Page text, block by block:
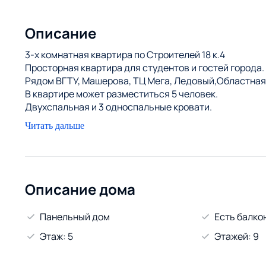
Описание
3-х комнатная квартира по Строителей 18 к.4
Просторная квартира для студентов и гостей города.
Рядом ВГТУ, Машерова, ТЦ Мега,
В квартире может разместиться 5 человек.
Двухспальная и 3 односпальные кровати.
Комната 1 - Двухспальная кровать.Есть балкон.
Комната 2 - Односпальная кровать.
Выдаётся чистое постельное белье.
Вблизи квартиры располагается вся
Наличный, безналичный расчет, отчетные документы.
Цена зависит от срока проживания.
Читать дальше
Описание дома
Панельный дом Есть
Этаж: 5
Этажей: 9